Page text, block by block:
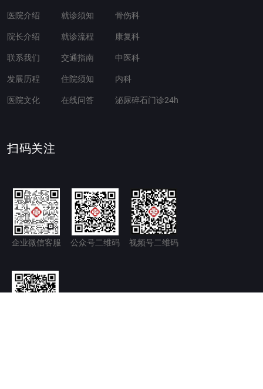
医院介绍
院长介绍
联系我们
发展历程
医院文化
就诊须知
就诊流程
交通指南
住院须知
在线问答
骨伤科
康复科
中医科
内科
泌尿碎石门诊24h
扫码关注
企业微信客服 公众号二维码 视频号二维码